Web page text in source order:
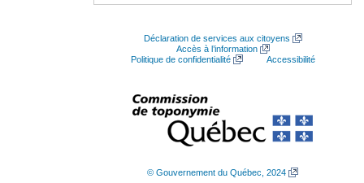
Déclaration de services aux citoyens
Accès à l’information
Politique de confidentialité
Accessibilité
© Gouvernement du Québec, 2024